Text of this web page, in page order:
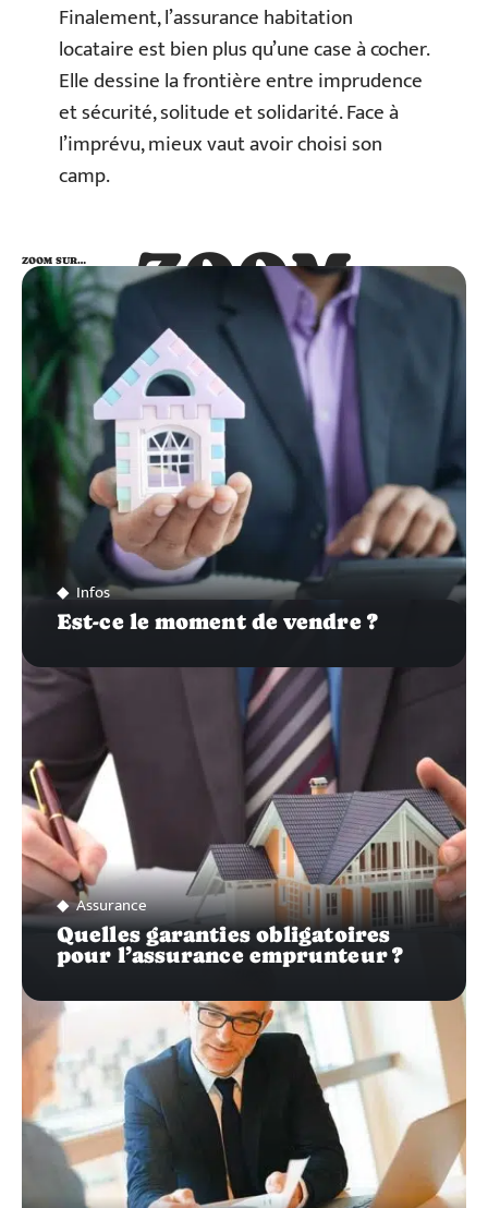
Finalement, l’assurance habitation
locataire est bien plus qu’une case à cocher.
Elle dessine la frontière entre imprudence
et sécurité, solitude et solidarité. Face à
l’imprévu, mieux vaut avoir choisi son
camp.
ZOOM
SUR…
ZOOM SUR…
Infos
Est-ce le moment de vendre ?
Assurance
Quelles garanties obligatoires
pour l’assurance emprunteur ?